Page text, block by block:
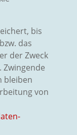
bis
das
der Zweck
bleiben
von